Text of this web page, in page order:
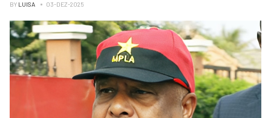
BY LUISA 03-DEZ-2025